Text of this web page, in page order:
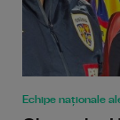
Echipe naționale